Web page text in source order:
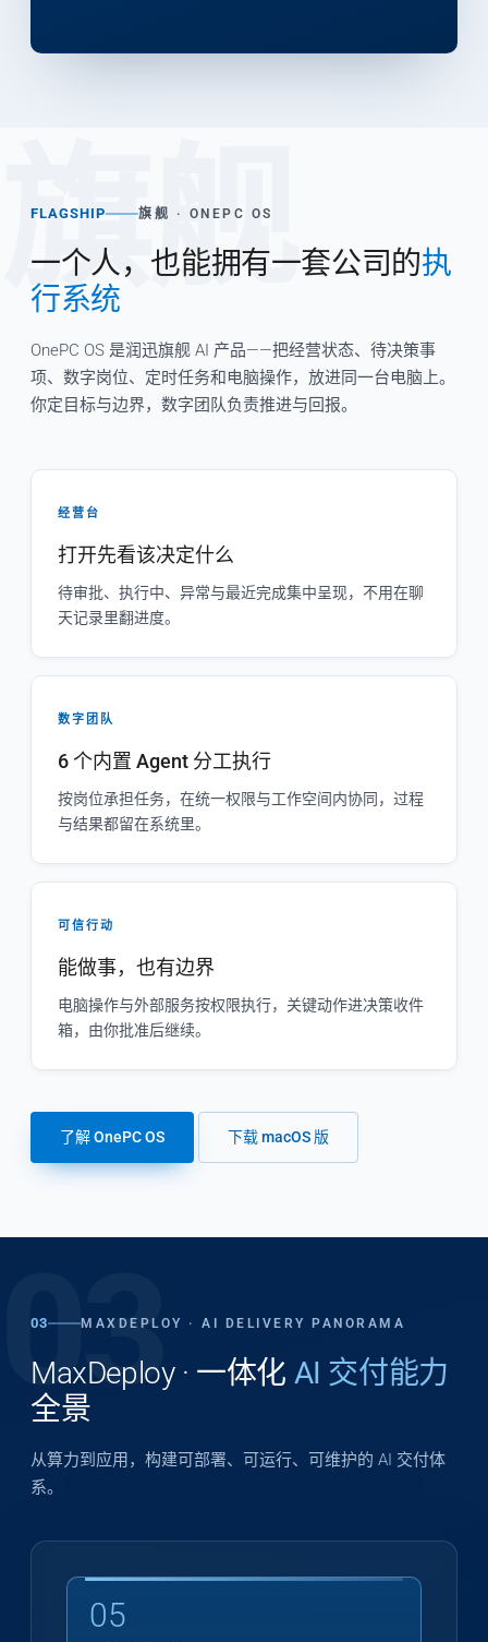
旗舰
FLAGSHIP 旗舰 · ONEPC OS
一个人，也能拥有一套公司的执
行系统
OnePC OS 是润迅旗舰 AI 产品——把经营状态、待决策事
项、数字岗位、定时任务和电脑操作，放进同一台电脑上。
你定目标与边界，数字团队负责推进与回报。
经营台
打开先看该决定什么
待审批、执行中、异常与最近完成集中呈现，不用在聊
天记录里翻进度。
数字团队
6 个内置 Agent 分工执行
按岗位承担任务，在统一权限与工作空间内协同，过程
与结果都留在系统里。
可信行动
能做事，也有边界
电脑操作与外部服务按权限执行，关键动作进决策收件
箱，由你批准后继续。
了解 OnePC OS 下载 macOS 版
03
03 MAXDEPLOY · AI DELIVERY PANORAMA
MaxDeploy · 一体化 AI 交付能力
全景
从算力到应用，构建可部署、可运行、可维护的 AI 交付体
系。
05